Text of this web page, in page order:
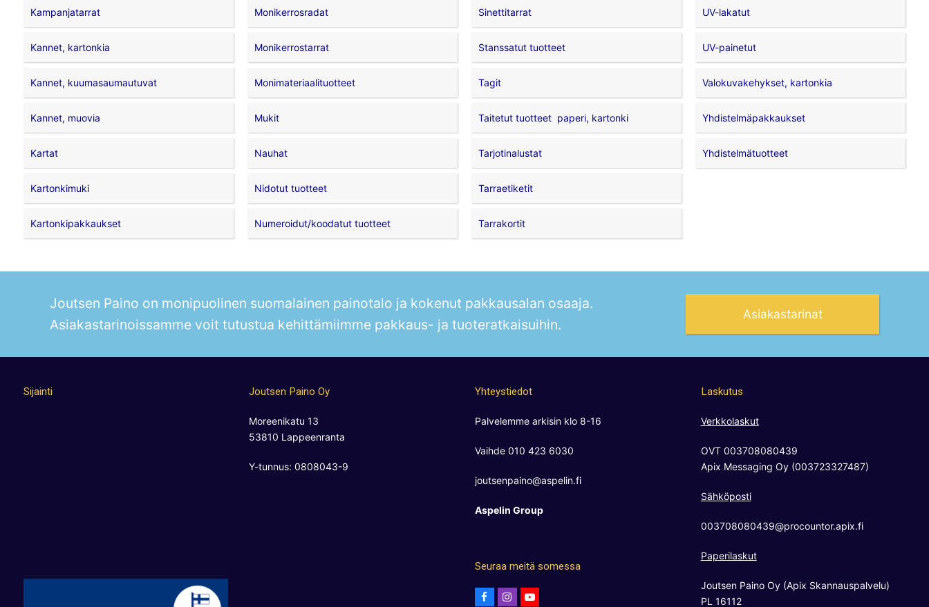
Kampanjatarrat
Kannet, kartonkia
Kannet, kuumasaumautuvat
Kannet, muovia
Kartat
Kartonkimuki
Kartonkipakkaukset
Monikerrosradat
Monikerrostarrat
Monimateriaalituotteet
Mukit
Nauhat
Nidotut tuotteet
Numeroidut/koodatut tuotteet
Sinettitarrat
Stanssatut tuotteet
Tagit
Taitetut tuotteet  paperi, kartonki
Tarjotinalustat
Tarraetiketit
Tarrakortit
UV-lakatut
UV-painetut
Valokuvakehykset, kartonkia
Yhdistelmäpakkaukset
Yhdistelmätuotteet
Joutsen Paino on monipuolinen suomalainen painotalo ja kokenut pakkausalan osaaja.
Asiakastarinoissamme voit tutustua kehittämiimme pakkaus- ja tuoteratkaisuihin.
Asiakastarinat
Sijainti Joutsen Paino Oy
Moreenikatu 13
53810 Lappeenranta
Y-tunnus: 0808043-9
Yhteystiedot
Palvelemme arkisin klo 8-16
Vaihde 010 423 6030
joutsenpaino@aspelin.fi
Aspelin Group
Seuraa meitä somessa
Laskutus
Verkkolaskut
OVT 003708080439
Apix Messaging Oy (003723327487)
Sähköposti
003708080439@procountor.apix.fi
Paperilaskut
Joutsen Paino Oy (Apix Skannauspalvelu)
PL 16112